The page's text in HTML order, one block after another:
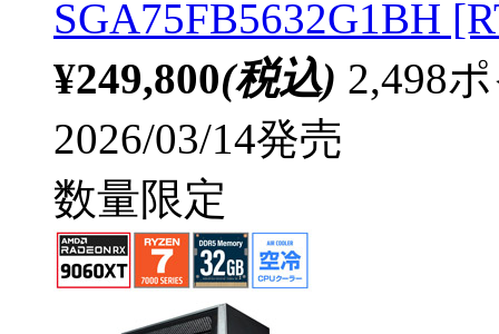
SGA75FB5632G1BH
¥249,800(税込) 2,498
2026/03/14発売
数量限定